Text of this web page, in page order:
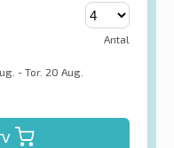
Antal
- Tor. 20 Aug.